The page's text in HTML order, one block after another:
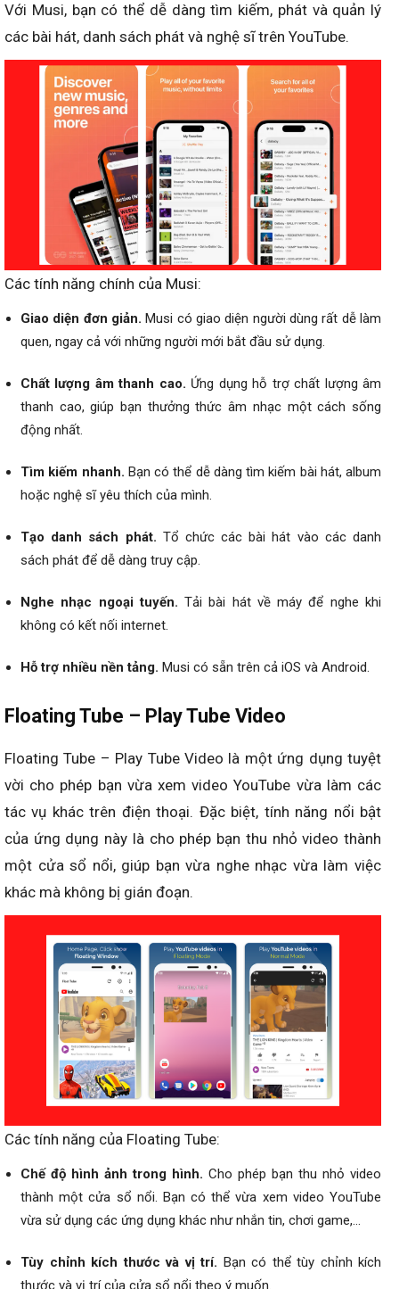
Với Musi, bạn có thể dễ dàng tìm kiếm, phát và quản lý
các bài hát, danh sách phát và nghệ sĩ trên YouTube.
Các tính năng chính của Musi:
Giao diện đơn giản. Musi có giao diện người dùng rất dễ làm
quen, ngay cả với những người mới bắt đầu sử dụng.
Chất lượng âm thanh cao. Ứng dụng hỗ trợ chất lượng âm
thanh cao, giúp bạn thưởng thức âm nhạc một cách sống
động nhất.
Tìm kiếm nhanh. Bạn có thể dễ dàng tìm kiếm bài hát, album
hoặc nghệ sĩ yêu thích của mình.
Tạo danh sách phát. Tổ chức các bài hát vào các danh
sách phát để dễ dàng truy cập.
Nghe nhạc ngoại tuyến. Tải bài hát về máy để nghe khi
không có kết nối internet.
Hỗ trợ nhiều nền tảng. Musi có sẵn trên cả iOS và Android.
Floating Tube – Play Tube Video
Floating Tube – Play Tube Video là một ứng dụng tuyệt
vời cho phép bạn vừa xem video YouTube vừa làm các
tác vụ khác trên điện thoại. Đặc biệt, tính năng nổi bật
của ứng dụng này là cho phép bạn thu nhỏ video thành
một cửa sổ nổi, giúp bạn vừa nghe nhạc vừa làm việc
khác mà không bị gián đoạn.
Các tính năng của Floating Tube:
Chế độ hình ảnh trong hình. Cho phép bạn thu nhỏ video
thành một cửa sổ nổi. Bạn có thể vừa xem video YouTube
vừa sử dụng các ứng dụng khác như nhắn tin, chơi game,…
Tùy chỉnh kích thước và vị trí. Bạn có thể tùy chỉnh kích
thước và vị trí của cửa sổ nổi theo ý muốn.